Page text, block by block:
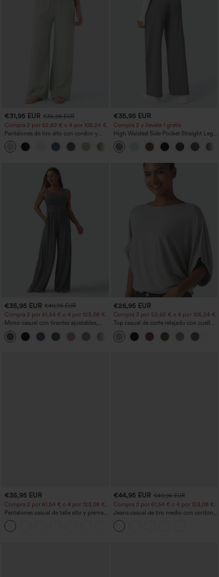
€31,95 EUR €35,95 EUR
Compra 2 por 52,62 € o 4 por 105,24 €.
Pantalones de tiro alto con cordón y
bolsillos, pernera ancha, holgados y de
estilo casual con tacto de lino.
+15
€35,95 EUR
Compra 2 y llévate 1 gratis
High Waisted Side Pocket Straight Leg
Work Pants
€35,95 EUR €40,95 EUR
Compra 2 por 61,54 € o 4 por 123,08 €.
Mono casual con tirantes ajustables,
fruncidos, pierna ancha, tejido jaspeado
y bolsillos - Easy Peezy
+10
€26,95 EUR
Compra 3 por 52,62 € o 6 por 105,24 €.
Top casual de corte relajado con cuello
redondo y mangas murciélago.
€35,95 EUR
Compra 2 por 61,54 € o 4 por 123,08 €.
Pantalones casual de talle alto y pierna
recta con tacto de lino y bolsillos
€44,95 EUR €49,95 EUR
Compra 2 por 61,54 € o 4 por 123,08 €.
Jeans casual de tiro medio con cordón y
bolsillos